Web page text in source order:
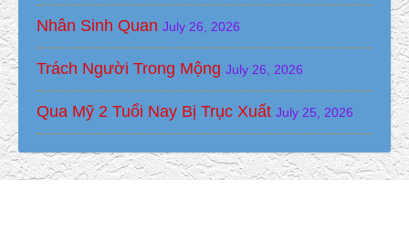
Nhân Sinh Quan July 26, 2026
Trách Người Trong Mộng July 26, 2026
Qua Mỹ 2 Tuổi Nay Bị Trục Xuất July 25, 2026